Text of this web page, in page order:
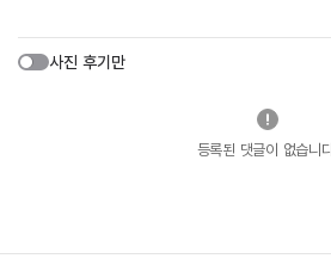
사진 후기만
등록된 댓글이 없습니